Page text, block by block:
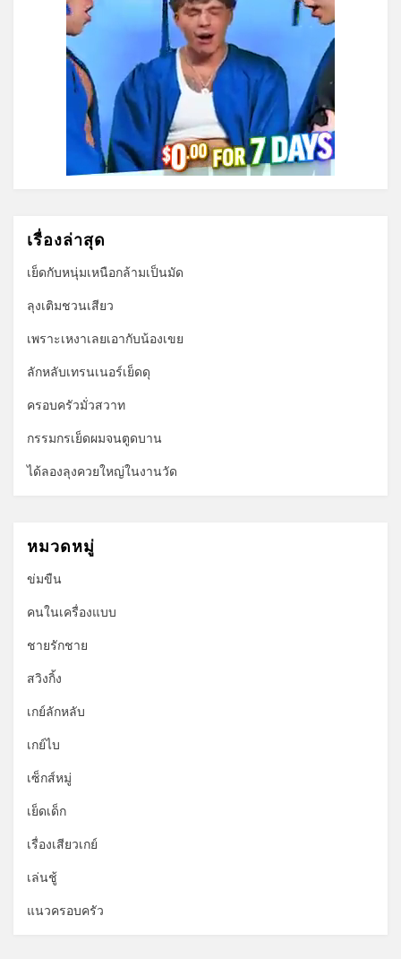
เรื่องล่าสุด
เย็ดกับหนุ่มเหนือกล้ามเป็นมัด
ลุงเติมชวนเสียว
เพราะเหงาเลยเอากับน้องเขย
ลักหลับเทรนเนอร์เย็ดดุ
ครอบครัวมั่วสวาท
กรรมกรเย็ดผมจนตูดบาน
ได้ลองลุงควยใหญ่ในงานวัด
หมวดหมู่
ข่มขืน
คนในเครื่องแบบ
ชายรักชาย
สวิงกิ้ง
เกย์ลักหลับ
เกย์ไบ
เซ็กส์หมู่
เย็ดเด็ก
เรื่องเสียวเกย์
เล่นชู้
แนวครอบครัว